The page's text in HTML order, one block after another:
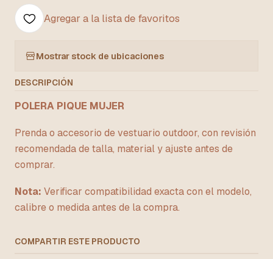
Agregar a la lista de favoritos
Mostrar stock de ubicaciones
DESCRIPCIÓN
POLERA PIQUE MUJER
Prenda o accesorio de vestuario outdoor, con revisión
recomendada de talla, material y ajuste antes de
comprar.
Nota: Verificar compatibilidad exacta con el modelo,
calibre o medida antes de la compra.
COMPARTIR ESTE PRODUCTO